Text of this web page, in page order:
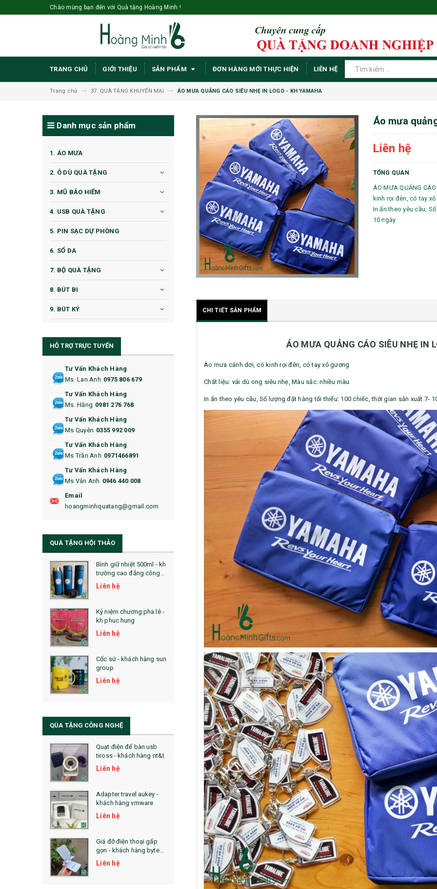
Chào mừng bạn đến với Quà tặng Hoàng Minh !
TRANG CHỦ GIỚI THIỆU SẢN PHẨM ĐƠN HÀNG MỚI THỰC HIỆN LIÊN HỆ
Trang chủ 37. QUÀ TẶNG KHUYẾN MẠI ÁO MƯA QUẢNG CÁO SIÊU NHẸ IN LOGO - KH YAMAHA
Áo mưa
Liên hệ
TỔNG QUAN
ÁO MƯA QUẢNG
kinh rọi đèn, có tay
In ấn theo yêu cầu,
10 ngày
CHI TIẾT SẢN PHẨM
ÁO MƯA QUẢNG CÁO SIÊU NHẸ IN
Áo mưa cánh dơi, có kinh rọi đèn, có tay xỏ gương
Chất liệu: vải dù ong siêu nhẹ, Màu sắc: nhiều màu
In ấn theo yêu cầu, Số lượng đặt hàng tối thiểu: 100 chiếc, thời gian sản xuất 7-
Danh mục sản phẩm
1. ÁO MƯA
2. Ô DÙ QUÀ TẶNG
3. MŨ BẢO HIỂM
4. USB QUÀ TẶNG
5. PIN SẠC DỰ PHÒNG
6. SỔ DA
7. BỘ QUÀ TẶNG
8. BÚT BI
9. BÚT KÝ
11. CỐC/BÌNH GIỮ NHIỆT
12. BÌNH NƯỚC
14. HỘP/VÍ ĐỰNG NAMECARD
15. BỘ BẤM MÓNG
16. BAO HỘ CHIẾU
18. ẤM CHÉN QUÀ TẶNG
19. ĐỒNG HỒ TREO TƯỜNG
22. ĐỒNG HỒ ĐỂ BÀN
23. QÙA TẶNG ĐỘC ĐÁO
24. QÙA TẶNG PHA LÊ
25. QUÀ TẶNG GLASSLOCK
26. QUÀ TẶNG LUMINARC
28. BỘ ĐỒ ĂN CAO CẤP
29. MÓC KHOÁ
31. TÚI VẢI KHÔNG DỆT
33. MŨ LƯỠI TRAI
36. QUẠT NHỰA QUẢNG CÁO
QUÀ TẶNG KHUYẾN MẠI
QUÀ TẶNG SX NHANH
QUÀ TẶNG HỘI THẢO
QUÀ TẶNG CÔNG NGHỆ
SẢN PHẨM ĐÃ THỰC HIỆN
QUÀ TẶNG SỨC KHỎE
HỖ TRỢ TRỰC TUYẾN
Tư Vấn Khách Hàng
Ms. Lan Anh 0975 806 679
Tư Vấn Khách Hàng
Ms. Hằng 0981 276 768
Tư Vấn Khách Hàng
Ms Quyên 0355 992 009
Tư Vấn Khách Hàng
Ms Trần Anh 0971466891
Tư Vấn Khách Hàng
Ms Vân Anh 0946 440 008
Email
hoangminhquatang@gmail.com
QUÀ TẶNG HỘI THẢO
Bình giữ nhiệt 500ml - kh
trường cao đẳng công
nghệ bách khoa hà nội
Liên hệ
Kỷ niệm chương pha lê -
kh phuc hung
Liên hệ
Cốc sứ - khách hàng sun
group
Liên hệ
Bộ sổ bút cao cấp -
khách hàng evs
Liên hệ
Pin sạc dự phòng hoco
j82 10.000mah - khách
hàng nam thắng
Liên hệ
Ô gấp 3 bán tự động -
kh viags
Liên hệ
Bình thủy tinh lọc trà -
khách hàng div
Liên hệ
Bình nước thủy tinh có
dây xách
Liên hệ
Cốc giữ nhiệt 500ml
Liên hệ
QÙA TẶNG CÔNG NGHỆ
Quạt điện để bàn usb
tiross - khách hàng nt&t
Liên hệ
Adapter travel aukey -
khách hàng vmware
Liên hệ
Giá đỡ điện thoại gấp
gọn - khách hàng byte
plus
Liên hệ
Đế để ipad remax rm
600 in logo theo yêu cầu
Liên hệ
Bộ quà tặng công nghệ
baseus - khách hàng
alphare
Liên hệ
Lót chuột in logo -
khách hàng vtc online
Liên hệ
Chuột không dây 2.4g
hoco gm14 - cscv2025
Liên hệ
Pin sạc hoco j108 -
khách hàng nt&t
Liên hệ
Lót chuột in logo -
khách hàng commvault
Liên hệ